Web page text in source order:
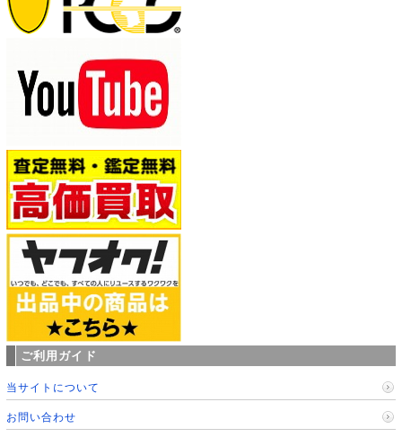
ご利用ガイド
当サイトについて
お問い合わせ